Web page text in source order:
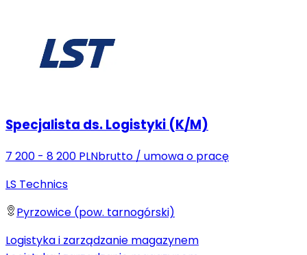
Specjalista ds. Logistyki (K/M)
7 200 - 8 200 PLNbrutto / umowa o pracę
LS Technics
Pyrzowice (pow. tarnogórski)
Logistyka i zarządzanie magazynem